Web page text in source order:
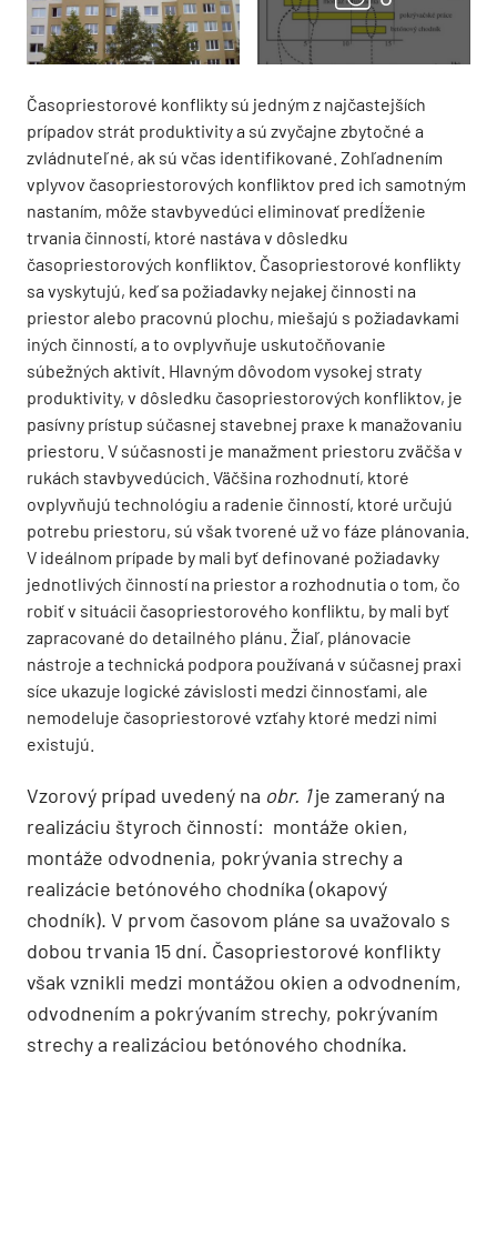
Časopriestorové konflikty sú jedným z najčastejších
prípadov strát produktivity a sú zvyčajne zbytočné a
zvládnuteľné, ak sú včas identifikované. Zohľadnením
vplyvov časopriestorových konfliktov pred ich samotným
nastaním, môže stavbyvedúci eliminovať predĺženie
trvania činností, ktoré nastáva v dôsledku
časopriestorových konfliktov. Časopriestorové konflikty
sa vyskytujú, keď sa požiadavky nejakej činnosti na
priestor alebo pracovnú plochu, miešajú s požiadavkami
iných činností, a to ovplyvňuje uskutočňovanie
súbežných aktivít. Hlavným dôvodom vysokej straty
produktivity, v dôsledku časopriestorových konfliktov, je
pasívny prístup súčasnej stavebnej praxe k manažovaniu
priestoru. V súčasnosti je manažment priestoru zväčša v
rukách stavbyvedúcich. Väčšina rozhodnutí, ktoré
ovplyvňujú technológiu a radenie činností, ktoré určujú
potrebu priestoru, sú však tvorené už vo fáze plánovania.
V ideálnom prípade by mali byť definované požiadavky
jednotlivých činností na priestor a rozhodnutia o tom, čo
robiť v situácii časopriestorového konfliktu, by mali byť
zapracované do detailného plánu. Žiaľ, plánovacie
nástroje a technická podpora používaná v súčasnej praxi
síce ukazuje logické závislosti medzi činnosťami, ale
nemodeluje časopriestorové vzťahy ktoré medzi nimi
existujú.
Vzorový prípad uvedený na obr. 1je zameraný na
realizáciu štyroch činností: montáže okien,
montáže odvodnenia, pokrývania strechy a
realizácie betónového chodníka (okapový
chodník). V prvom časovom pláne sa uvažovalo s
dobou trvania 15 dní. Časopriestorové konflikty
však vznikli medzi montážou okien a odvodnením,
odvodnením a pokrývaním strechy, pokrývaním
strechy a realizáciou betónového chodníka.